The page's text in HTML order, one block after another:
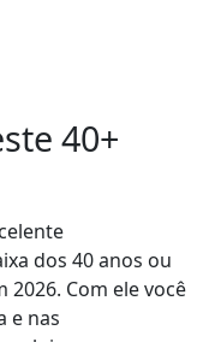
40+
dos 40 anos ou
Com ele você
e nas